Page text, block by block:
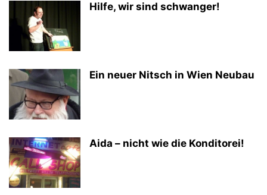
Hilfe, wir sind schwanger!
Ein neuer Nitsch in Wien Neubau
Aida – nicht wie die Konditorei!